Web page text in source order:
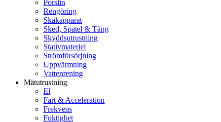
Porslin
Rengöring
Skakapparat
Sked, Spatel & Tång
Skyddsutrustning
Stativmateriel
Strömförsörjning
Uppvärmning
Vattenrening
Mätutrustning
El
Fart & Acceleration
Frekvens
Fuktighet